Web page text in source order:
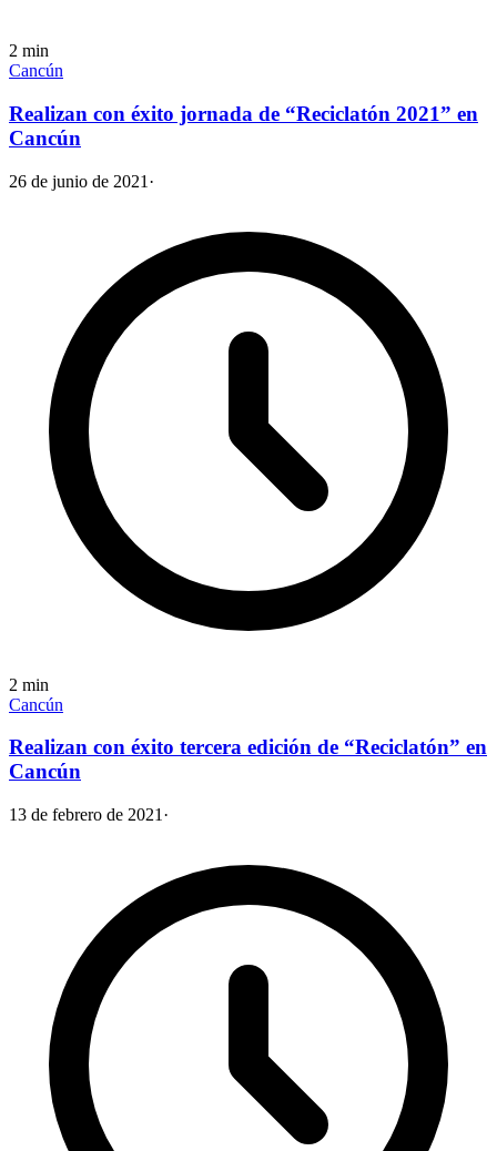
2 min
Cancún
Realizan con éxito jornada de “Reciclatón 2021” en
Cancún
26 de junio de 2021 ·
2 min
Cancún
Realizan con éxito tercera edición de “Reciclatón” en
Cancún
13 de febrero de 2021 ·